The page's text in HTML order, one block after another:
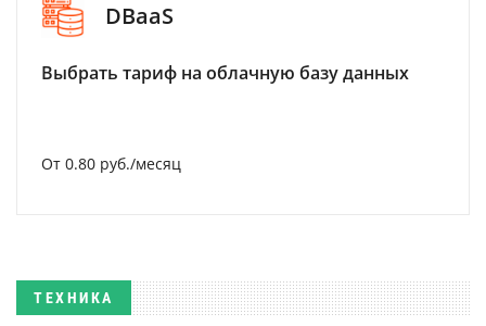
DBaaS
Выбрать тариф на облачную базу данных
От 0.80 руб./месяц
ТЕХНИКА